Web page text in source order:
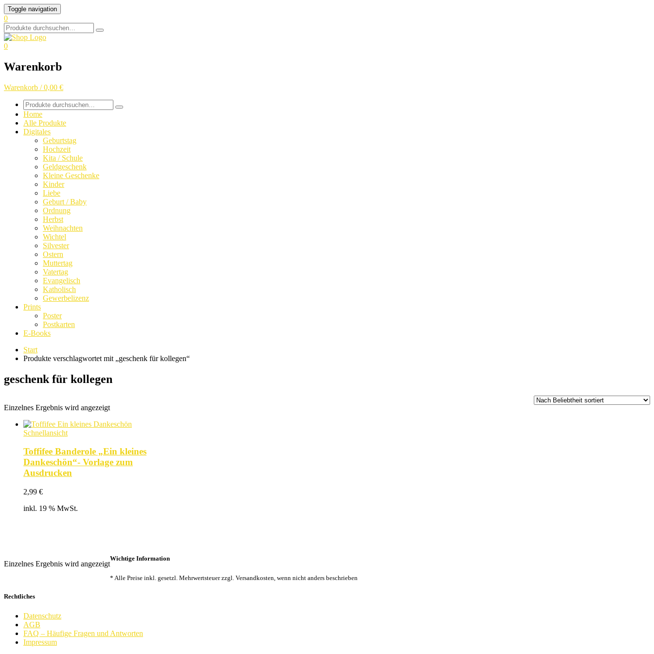
Skip
to
content
Toggle navigation
0
Search
for:
0
Warenkorb
Warenkorb / 0,00 €
Search
for:
Home
Alle Produkte
Digitales
Geburtstag
Hochzeit
Kita / Schule
Geldgeschenk
Kleine Geschenke
Kinder
Liebe
Geburt / Baby
Ordnung
Herbst
Weihnachten
Wichtel
Silvester
Ostern
Muttertag
Vatertag
Evangelisch
Katholisch
Gewerbelizenz
Prints
Poster
Postkarten
E-Books
Start
Produkte verschlagwortet mit „geschenk für kollegen“
geschenk für kollegen
Einzelnes Ergebnis wird angezeigt
Schnellansicht
Toffifee Banderole „Ein kleines
Dankeschön“- Vorlage zum
Ausdrucken
2,99 €
inkl. 19 % MwSt.
Einzelnes Ergebnis wird angezeigt
Wichtige Information
* Alle Preise inkl. gesetzl. Mehrwertsteuer zzgl. Versandkosten, wenn nicht anders beschrieben
Rechtliches
Datenschutz
AGB
FAQ – Häufige Fragen und Antworten
Impressum